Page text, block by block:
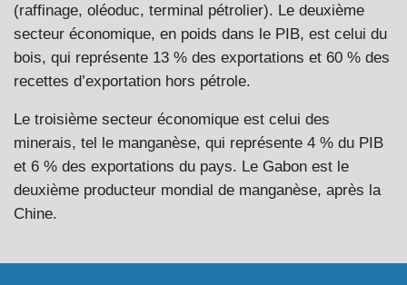
(raffinage, oléoduc, terminal pétrolier). Le deuxième
secteur économique, en poids dans le PIB, est celui du
bois, qui représente 13 % des exportations et 60 % des
recettes d’exportation hors pétrole.
Le troisième secteur économique est celui des
minerais, tel le manganèse, qui représente 4 % du PIB
et 6 % des exportations du pays. Le Gabon est le
deuxième producteur mondial de manganèse, après la
Chine.